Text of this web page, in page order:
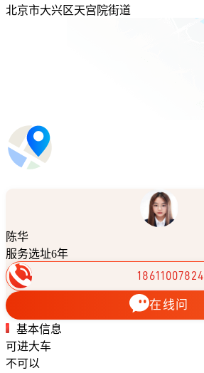
北京市大兴区天宫院街道
陈华
服务选址6年
18611007824
在线问
基本信息
可进大车
不可以